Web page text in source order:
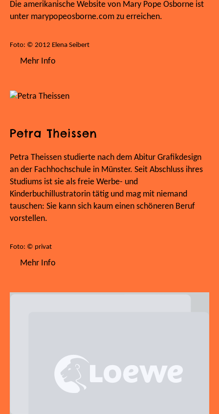
Die amerikanische Website von Mary Pope Osborne ist
unter marypopeosborne.com zu erreichen.
Foto: © 2012 Elena Seibert
Mehr Info
Petra Theissen
Petra Theissen studierte nach dem Abitur Grafikdesign
an der Fachhochschule in Münster. Seit Abschluss ihres
Studiums ist sie als freie Werbe- und
Kinderbuchillustratorin tätig und mag mit niemand
tauschen: Sie kann sich kaum einen schöneren Beruf
vorstellen.
Foto: © privat
Mehr Info